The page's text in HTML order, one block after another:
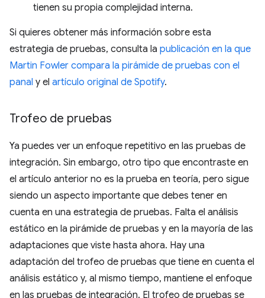
tienen su propia complejidad interna.
Si quieres obtener más información sobre esta
estrategia de pruebas, consulta la publicación en la que
Martin Fowler compara la pirámide de pruebas con el
panal y el artículo original de Spotify.
Trofeo de pruebas
Ya puedes ver un enfoque repetitivo en las pruebas de
integración. Sin embargo, otro tipo que encontraste en
el artículo anterior no es la prueba en teoría, pero sigue
siendo un aspecto importante que debes tener en
cuenta en una estrategia de pruebas. Falta el análisis
estático en la pirámide de pruebas y en la mayoría de las
adaptaciones que viste hasta ahora. Hay una
adaptación del trofeo de pruebas que tiene en cuenta el
análisis estático y, al mismo tiempo, mantiene el enfoque
en las pruebas de integración. El trofeo de pruebas se